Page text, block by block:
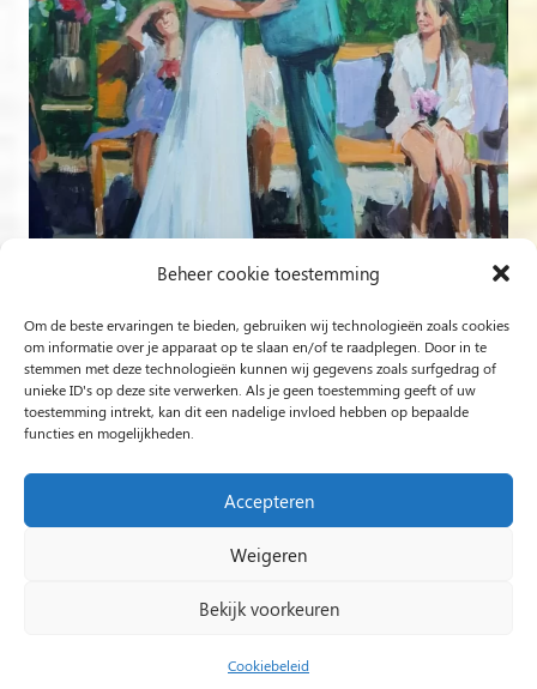
Beheer cookie toestemming
Om de beste ervaringen te bieden, gebruiken wij technologieën zoals cookies
om informatie over je apparaat op te slaan en/of te raadplegen. Door in te
stemmen met deze technologieën kunnen wij gegevens zoals surfgedrag of
unieke ID's op deze site verwerken. Als je geen toestemming geeft of uw
toestemming intrekt, kan dit een nadelige invloed hebben op bepaalde
functies en mogelijkheden.
Accepteren
Weigeren
Bekijk voorkeuren
Cookiebeleid
Volg op Instagram
Rob Jacobs uit ’s-Hertogenbosch is een ‘Plein Air’- en
‘Live Event Painter’, schilderend bewogen door Licht en
Liefde.
2024 Rob Jacobs LIVE EVENT PAINTING / Hosted By
Impact Presentations
Schilder op bruiloft
Live painting bruiloft